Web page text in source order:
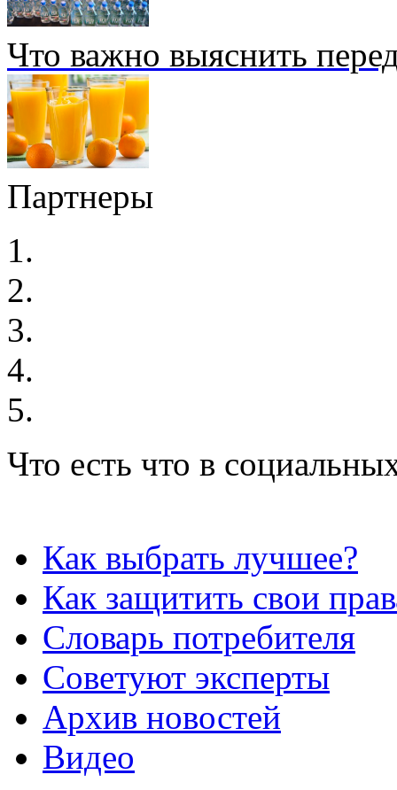
Что важно выяснить
Партнеры
Что есть что в
Как выбрать лучшее?
Как защитить свои
Словарь потребителя
Советуют эксперты
Архив новостей
Видео